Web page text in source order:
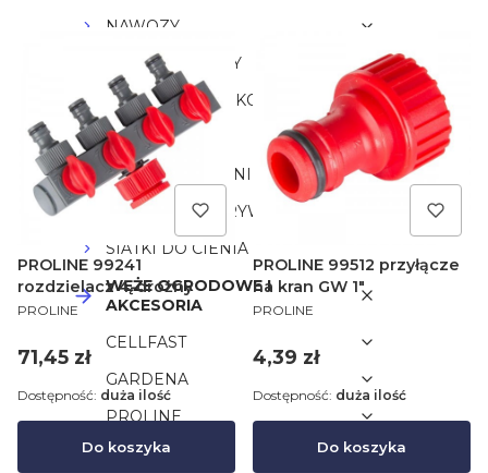
NAWOZY
SIATKI NA KRETY
KRATKI TRAWNIKOWE
OBRZEŻA
WŁÓKNINY/TKANINY
WŁÓKNINY OKRYWOWE
SIATKI DO CIENIA
WĘŻE OGRODOWE I
AKCESORIA
CELLFAST
GARDENA
PROLINE
NARZĘDZIA
PROLINE 99241
rozdzielacz 4-drożny
PRODUCENT
PROLINE
Cena
71,45 zł
Do koszyka
Dostępność: duża ilość
PROLINE 99512 przyłącze
na kran GW 1"
PRODUCENT
PROLINE
Cena
4,39 zł
Do koszyka
Dostępność: duża ilość